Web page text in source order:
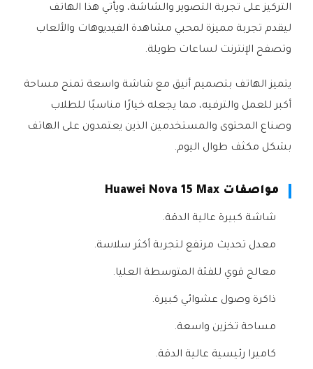
التركيز على تجربة التصوير والشاشة، ويأتي هذا الهاتف
ليقدم تجربة مميزة لمحبي مشاهدة الفيديوهات والألعاب
وتصفح الإنترنت لساعات طويلة.
يتميز الهاتف بتصميم أنيق مع شاشة واسعة تمنح مساحة
أكبر للعمل والترفيه، مما يجعله خيارًا مناسبًا للطلاب
وصناع المحتوى والمستخدمين الذين يعتمدون على الهاتف
بشكل مكثف طوال اليوم.
مواصفات Huawei Nova 15 Max
شاشة كبيرة عالية الدقة.
معدل تحديث مرتفع لتجربة أكثر سلاسة.
معالج قوي للفئة المتوسطة العليا.
ذاكرة وصول عشوائي كبيرة.
مساحة تخزين واسعة.
كاميرا رئيسية عالية الدقة.